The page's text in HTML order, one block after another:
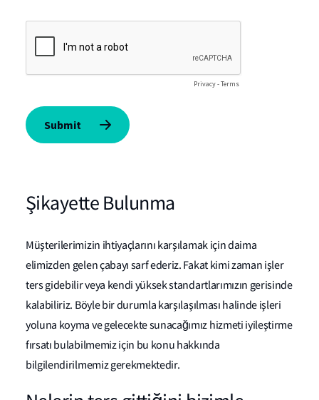
Şikayette Bulunma
Müşterilerimizin ihtiyaçlarını karşılamak için daima
elimizden gelen çabayı sarf ederiz. Fakat kimi zaman işler
ters gidebilir veya kendi yüksek standartlarımızın gerisinde
kalabiliriz. Böyle bir durumla karşılaşılması halinde işleri
yoluna koyma ve gelecekte sunacağımız hizmeti iyileştirme
fırsatı bulabilmemiz için bu konu hakkında
bilgilendirilmemiz gerekmektedir.